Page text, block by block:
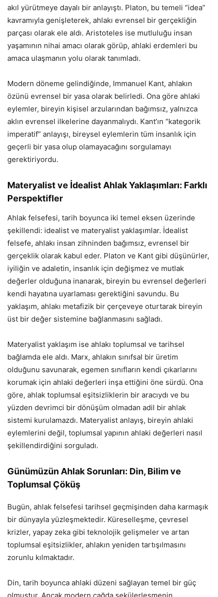
akıl yürütmeye dayalı bir anlayıştı. Platon, bu temeli “idea”
kavramıyla genişleterek, ahlakı evrensel bir gerçekliğin
parçası olarak ele aldı. Aristoteles ise mutluluğu insan
yaşamının nihai amacı olarak görüp, ahlaki erdemleri bu
amaca ulaşmanın yolu olarak tanımladı.
Modern döneme gelindiğinde, Immanuel Kant, ahlakın
özünü evrensel bir yasa olarak belirledi. Ona göre ahlaki
eylemler, bireyin kişisel arzularından bağımsız, yalnızca
aklın evrensel ilkelerine dayanmalıydı. Kant’ın “kategorik
imperatif” anlayışı, bireysel eylemlerin tüm insanlık için
geçerli bir yasa olup olamayacağını sorgulamayı
gerektiriyordu.
Materyalist ve İdealist Ahlak Yaklaşımları: Farklı
Perspektifler
Ahlak felsefesi, tarih boyunca iki temel eksen üzerinde
şekillendi: idealist ve materyalist yaklaşımlar. İdealist
felsefe, ahlakı insan zihninden bağımsız, evrensel bir
gerçeklik olarak kabul eder. Platon ve Kant gibi düşünürler,
iyiliğin ve adaletin, insanlık için değişmez ve mutlak
değerler olduğuna inanarak, bireyin bu evrensel değerleri
kendi hayatına uyarlaması gerektiğini savundu. Bu
yaklaşım, ahlakı metafizik bir çerçeveye oturtarak bireyin
üst bir değer sistemine bağlanmasını sağladı.
Materyalist yaklaşım ise ahlakı toplumsal ve tarihsel
bağlamda ele aldı. Marx, ahlakın sınıfsal bir üretim
olduğunu savunarak, egemen sınıfların kendi çıkarlarını
korumak için ahlaki değerleri inşa ettiğini öne sürdü. Ona
göre, ahlak toplumsal eşitsizliklerin bir aracıydı ve bu
yüzden devrimci bir dönüşüm olmadan adil bir ahlak
sistemi kurulamazdı. Materyalist anlayış, bireyin ahlaki
eylemlerini değil, toplumsal yapının ahlaki değerleri nasıl
şekillendirdiğini sorguladı.
Günümüzün Ahlak Sorunları: Din, Bilim ve
Toplumsal Çöküş
Bugün, ahlak felsefesi tarihsel geçmişinden daha karmaşık
bir dünyayla yüzleşmektedir. Küreselleşme, çevresel
krizler, yapay zeka gibi teknolojik gelişmeler ve artan
toplumsal eşitsizlikler, ahlakın yeniden tartışılmasını
zorunlu kılmaktadır.
Din, tarih boyunca ahlaki düzeni sağlayan temel bir güç
olmuştur. Ancak modern çağda sekülerleşmenin